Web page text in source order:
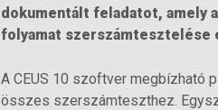
dokumentált feladatot, amely
folyamat szerszámtesztelése
A CEUS 10 szoftver megbízható
összes szerszámteszthez.